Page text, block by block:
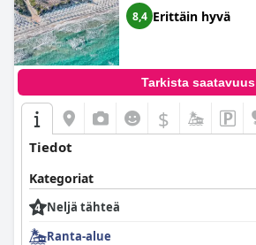
8,4 Erittäin hyvä
Tarkista saatavuus
$
Tiedot
Kategoriat
Neljä tähteä
Ranta-alue